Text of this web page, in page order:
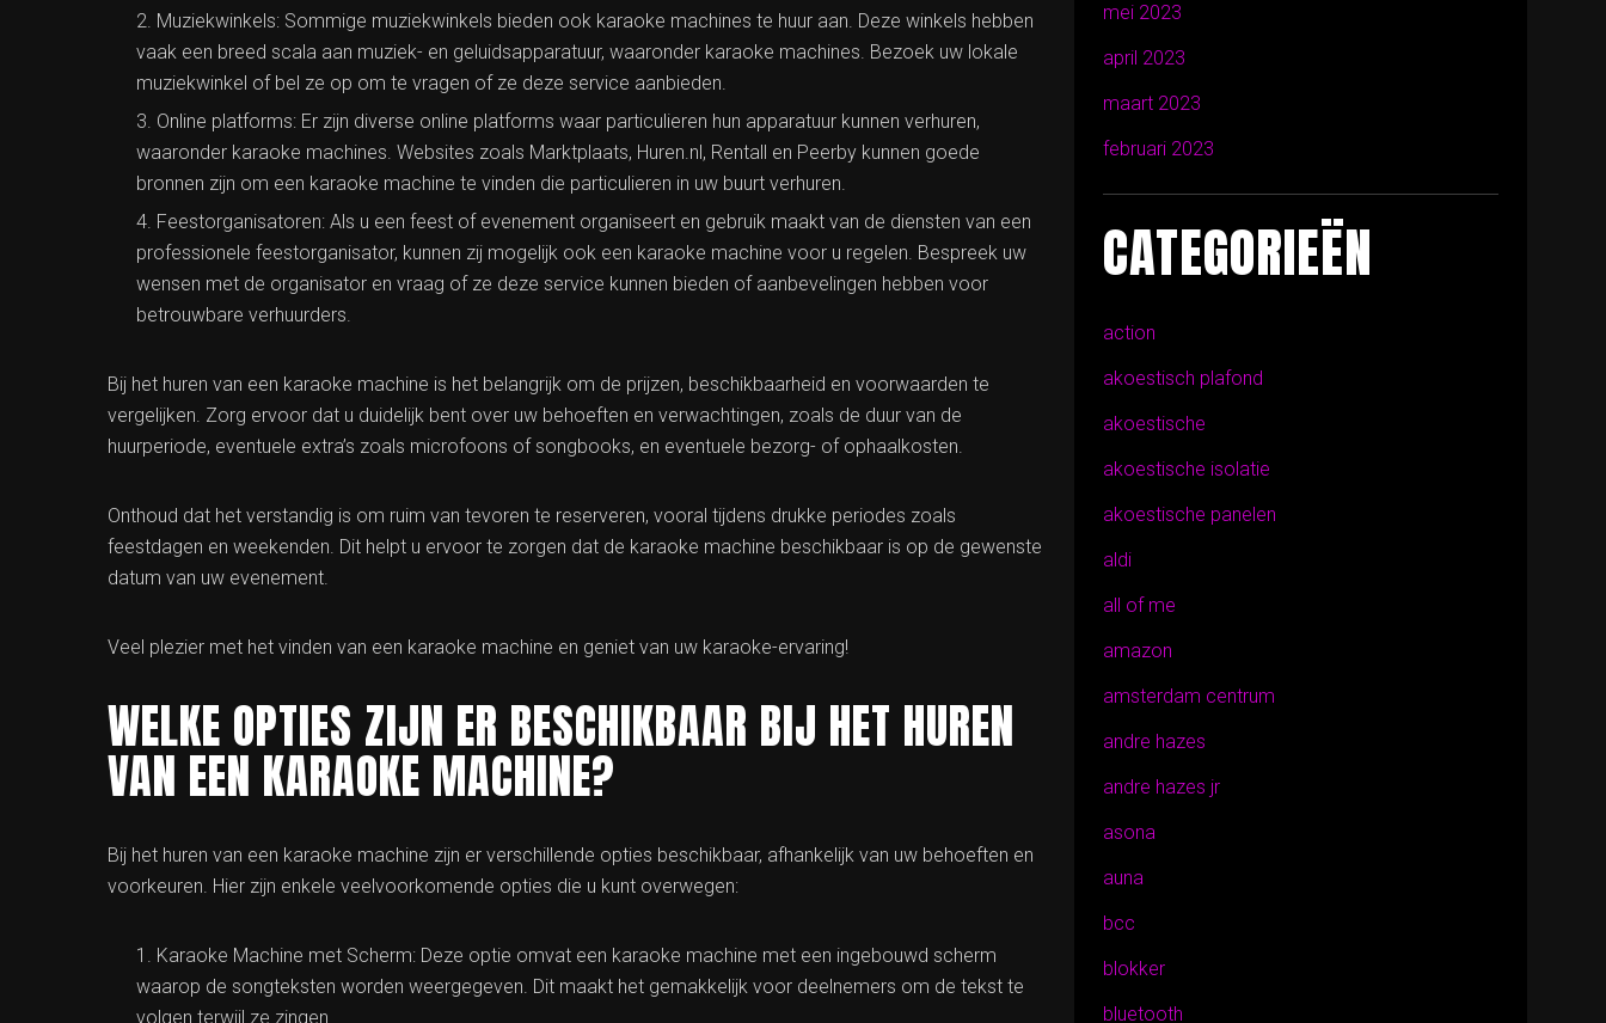
Muziekwinkels: Sommige muziekwinkels bieden ook karaoke machines te huur aan. Deze winkels hebben
vaak een breed scala aan muziek- en geluidsapparatuur, waaronder karaoke machines. Bezoek uw lokale
muziekwinkel of bel ze op om te vragen of ze deze service aanbieden.
Online platforms: Er zijn diverse online platforms waar particulieren hun apparatuur kunnen verhuren,
waaronder karaoke machines. Websites zoals Marktplaats, Huren.nl, Rentall en Peerby kunnen goede
bronnen zijn om een karaoke machine te vinden die particulieren in uw buurt verhuren.
Feestorganisatoren: Als u een feest of evenement organiseert en gebruik maakt van de diensten van een
professionele feestorganisator, kunnen zij mogelijk ook een karaoke machine voor u regelen. Bespreek uw
wensen met de organisator en vraag of ze deze service kunnen bieden of aanbevelingen hebben voor
betrouwbare verhuurders.
Bij het huren van een karaoke machine is het belangrijk om de prijzen, beschikbaarheid en voorwaarden te
vergelijken. Zorg ervoor dat u duidelijk bent over uw behoeften en verwachtingen, zoals de duur van de
huurperiode, eventuele extra’s zoals microfoons of songbooks, en eventuele bezorg- of ophaalkosten.
Onthoud dat het verstandig is om ruim van tevoren te reserveren, vooral tijdens drukke periodes zoals
feestdagen en weekenden. Dit helpt u ervoor te zorgen dat de karaoke machine beschikbaar is op de gewenste
datum van uw evenement.
Veel plezier met het vinden van een karaoke machine en geniet van uw karaoke-ervaring!
WELKE OPTIES ZIJN ER BESCHIKBAAR BIJ HET HUREN
VAN EEN KARAOKE MACHINE?
Bij het huren van een karaoke machine zijn er verschillende opties beschikbaar, afhankelijk van uw behoeften en
voorkeuren. Hier zijn enkele veelvoorkomende opties die u kunt overwegen:
Karaoke Machine met Scherm: Deze optie omvat een karaoke machine met een ingebouwd scherm
waarop de songteksten worden weergegeven. Dit maakt het gemakkelijk voor deelnemers om de tekst te
volgen terwijl ze zingen.
mei 2023
april 2023
maart 2023
februari 2023
CATEGORIEËN
action
akoestisch plafond
akoestische
akoestische isolatie
akoestische panelen
aldi
all of me
amazon
amsterdam centrum
andre hazes
andre hazes jr
asona
auna
bcc
blokker
bluetooth